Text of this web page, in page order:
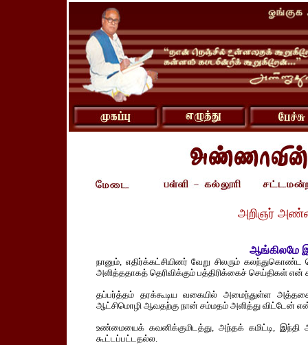
அறிஞர்
ஆங்கிலமே
நானும், எதிர்க்கட்சியினர் வேறு சிலரும்
அளித்ததாகத் தெரிவிக்கும் பத்திரிக்கைச் செய்திகள்
தப்பர்த்தம் தரக்கூடிய வகையில் அமைந்துள்ள
ஆட்சிமொழி ஆவதற்கு நான் சம்மதம் அளித்து விட்டேன்
உண்மையைக் கவனிக்குமிடத்து, அந்தக் கமிட்டி, இந்தி
கூட்டப்பட்டதல்ல.